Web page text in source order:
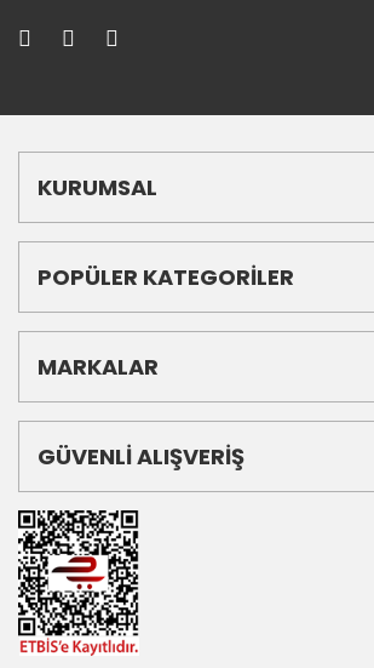
KURUMSAL
POPÜLER KATEGORİLER
MARKALAR
GÜVENLİ ALIŞVERİŞ